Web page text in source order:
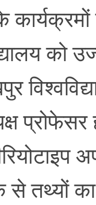
को
प्रोफेसर
तथ्यों